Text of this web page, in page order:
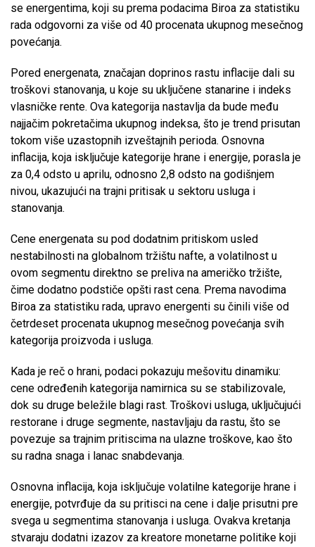
se energentima, koji su prema podacima Biroa za statistiku
rada odgovorni za više od 40 procenata ukupnog mesečnog
povećanja.
Pored energenata, značajan doprinos rastu inflacije dali su
troškovi stanovanja, u koje su uključene stanarine i indeks
vlasničke rente. Ova kategorija nastavlja da bude među
najjačim pokretačima ukupnog indeksa, što je trend prisutan
tokom više uzastopnih izveštajnih perioda. Osnovna
inflacija, koja isključuje kategorije hrane i energije, porasla je
za 0,4 odsto u aprilu, odnosno 2,8 odsto na godišnjem
nivou, ukazujući na trajni pritisak u sektoru usluga i
stanovanja.
Cene energenata su pod dodatnim pritiskom usled
nestabilnosti na globalnom tržištu nafte, a volatilnost u
ovom segmentu direktno se preliva na američko tržište,
čime dodatno podstiče opšti rast cena. Prema navodima
Biroa za statistiku rada, upravo energenti su činili više od
četrdeset procenata ukupnog mesečnog povećanja svih
kategorija proizvoda i usluga.
Kada je reč o hrani, podaci pokazuju mešovitu dinamiku:
cene određenih kategorija namirnica su se stabilizovale,
dok su druge beležile blagi rast. Troškovi usluga, uključujući
restorane i druge segmente, nastavljaju da rastu, što se
povezuje sa trajnim pritiscima na ulazne troškove, kao što
su radna snaga i lanac snabdevanja.
Osnovna inflacija, koja isključuje volatilne kategorije hrane i
energije, potvrđuje da su pritisci na cene i dalje prisutni pre
svega u segmentima stanovanja i usluga. Ovakva kretanja
stvaraju dodatni izazov za kreatore monetarne politike koji